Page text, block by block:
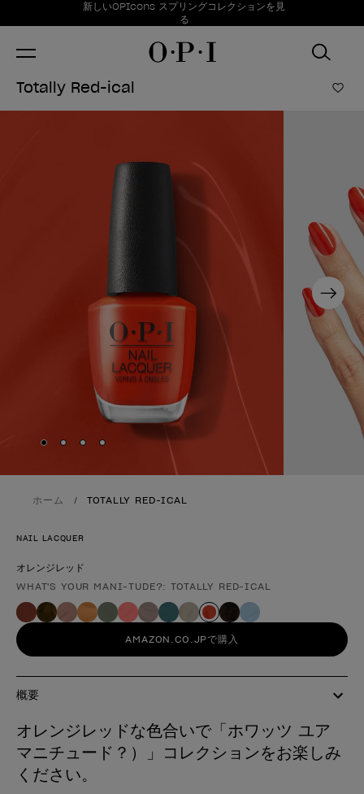
お得情報新しいOPIcons スプリングコレクションを見
る
Item 1 of 1
Totally Red-ical ほ
Next
Skip to slide
Skip to slide
Skip to slide 3
Skip to slide
ホーム TOTALLY RED-ICAL
NAIL LACQUER
オレンジレッド
製品形態
WHAT'S YOUR MANI-TUDE?: TOTALLY RED-ICAL
AMAZON.CO.JPで購入
概要
オレンジレッドな色合いで「ホワッツ ユア
マニチュード？）」コレクションをお楽しみ
ください。